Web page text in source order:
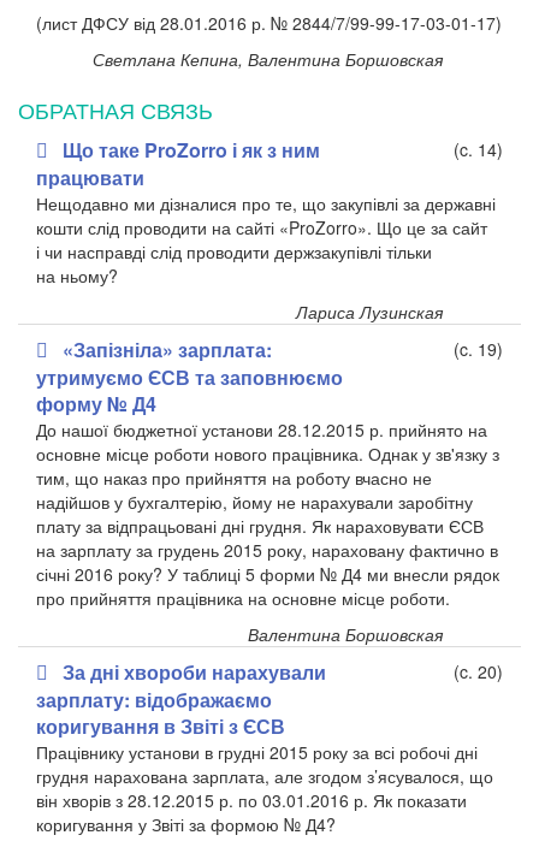
(лист ДФСУ від 28.01.2016 р. № 2844/7/99-99-17-03-01-17)
Светлана Кепина, Валентина Боршовская
ОБРАТНАЯ СВЯЗЬ
Що таке ProZorro і як з ним
працювати
(c. 14)
Нещодавно ми дізналися про те, що закупівлі за державні
кошти слід проводити на сайті «ProZorro». Що це за сайт
і чи насправді слід проводити держзакупівлі тільки
на ньому?
Лариса Лузинская
«Запізніла» зарплата:
утримуємо ЄСВ та заповнюємо
форму № Д4
(c. 19)
До нашої бюджетної установи 28.12.2015 р. прийнято на
основне місце роботи нового працівника. Однак у зв'язку з
тим, що наказ про прийняття на роботу вчасно не
надійшов у бухгалтерію, йому не нарахували заробітну
плату за відпрацьовані дні грудня. Як нараховувати ЄСВ
на зарплату за грудень 2015 року, нараховану фактично в
січні 2016 року? У таблиці 5 форми № Д4 ми внесли рядок
про прийняття працівника на основне місце роботи.
Валентина Боршовская
За дні хвороби нарахували
зарплату: відображаємо
коригування в Звіті з ЄСВ
(c. 20)
Працівнику установи в грудні 2015 року за всі робочі дні
грудня нарахована зарплата, але згодом з’ясувалося, що
він хворів з 28.12.2015 р. по 03.01.2016 р. Як показати
коригування у Звіті за формою № Д4?